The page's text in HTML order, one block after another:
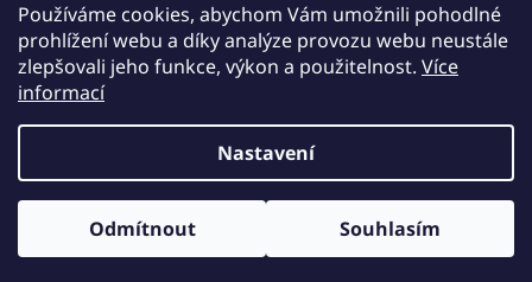
Používáme cookies, abychom Vám umožnili pohodlné
prohlížení webu a díky analýze provozu webu neustále
zlepšovali jeho funkce, výkon a použitelnost. Více
informací
Nastavení
Odmítnout Souhlasím
Copyright 2026Česká geologická služba. Všechna práva
vyhrazena.
Upravit nastavení cookies